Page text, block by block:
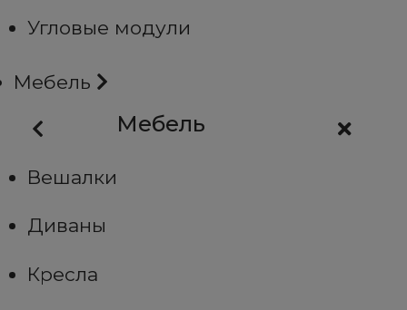
Угловые модули
Мебель
Мебель
Вешалки
Диваны
Кресла